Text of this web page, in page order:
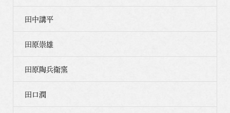
田中講平
田原崇雄
田原陶兵衛窯
田口潤